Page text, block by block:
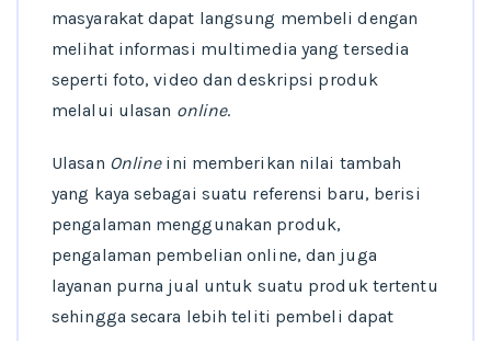
masyarakat dapat langsung membeli dengan
melihat informasi multimedia yang tersedia
seperti foto, video dan deskripsi produk
melalui ulasan online.
Ulasan Online ini memberikan nilai tambah
yang kaya sebagai suatu referensi baru, berisi
pengalaman menggunakan produk,
pengalaman pembelian online, dan juga
layanan purna jual untuk suatu produk tertentu
sehingga secara lebih teliti pembeli dapat